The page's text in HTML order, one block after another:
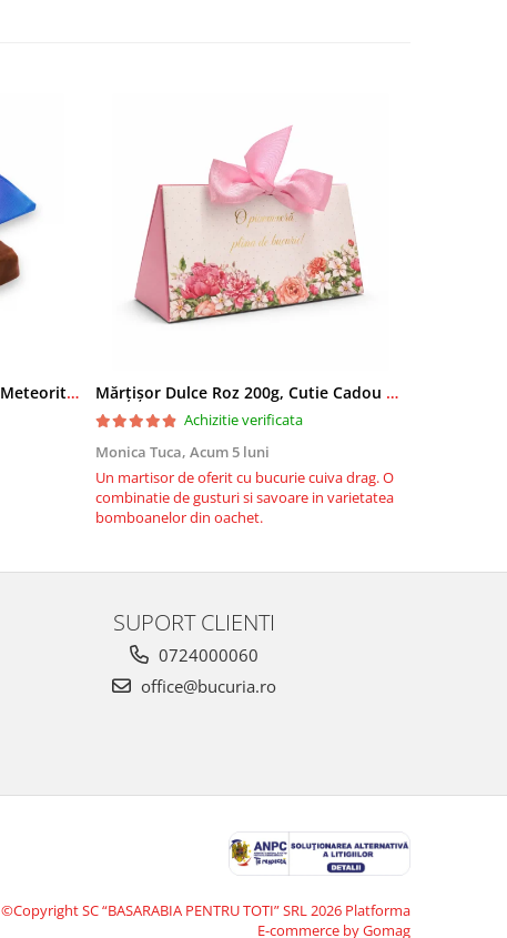
Bomboane Bucuria fara zahar Meteorit SANA 1/250 gr Mărțișor Dulce Roz 200g, Cutie Cadou cu Bomboane de Ciocolată
Achizitie verificata
Monica Tuca, Acum 5 luni
Un martisor de oferit cu bucurie cuiva drag. O
combinatie de gusturi si savoare in varietatea
bomboanelor din oachet.
SUPORT CLIENTI
0724000060
office@bucuria.ro
©Copyright SC “BASARABIA PENTRU TOTI” SRL 2026 Platforma
E-commerce by Gomag